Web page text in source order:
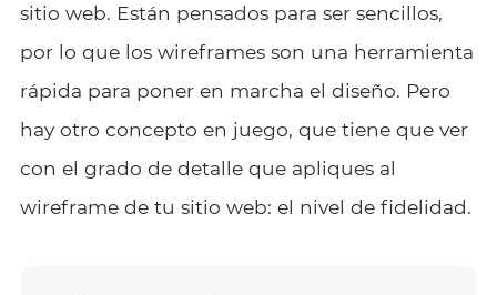
sitio web. Están pensados para ser sencillos,
por lo que los wireframes son una herramienta
rápida para poner en marcha el diseño. Pero
hay otro concepto en juego, que tiene que ver
con el grado de detalle que apliques al
wireframe de tu sitio web: el nivel de fidelidad.